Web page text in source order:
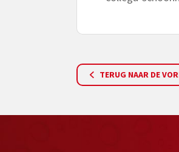
TERUG NAAR DE